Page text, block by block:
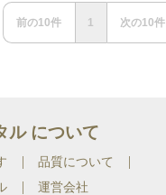
前の10件 1 次の10件
ル について
品質について
運営会社